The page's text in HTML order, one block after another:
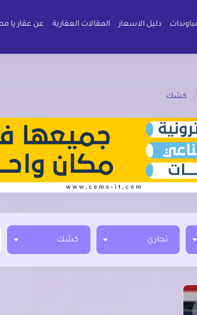
دليل الاسعار المقالات العقارية عن عقار يا
/ كشك
تجاري كشك